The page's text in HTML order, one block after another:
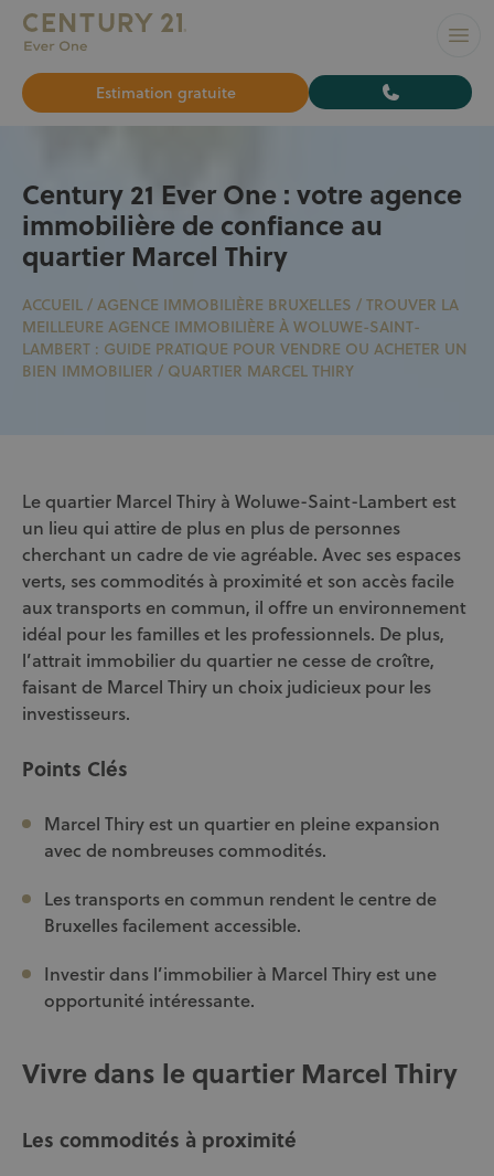
L’AGENCE N°1 À BRUXELLES pour vendre ou louer
Estimation gratuite
Century 21 Ever One : votre agence
immobilière de confiance au
quartier Marcel Thiry
ACCUEIL / AGENCE IMMOBILIÈRE BRUXELLES / TROUVER LA
MEILLEURE AGENCE IMMOBILIÈRE À WOLUWE-SAINT-
LAMBERT : GUIDE PRATIQUE POUR VENDRE OU ACHETER UN
BIEN IMMOBILIER / QUARTIER MARCEL THIRY
Le quartier Marcel Thiry à Woluwe-Saint-Lambert est
un lieu qui attire de plus en plus de personnes
cherchant un cadre de vie agréable. Avec ses espaces
verts, ses commodités à proximité et son accès facile
aux transports en commun, il offre un environnement
idéal pour les familles et les professionnels. De plus,
l’attrait immobilier du quartier ne cesse de croître,
faisant de Marcel Thiry un choix judicieux pour les
investisseurs.
Points Clés
Marcel Thiry est un quartier en pleine expansion
avec de nombreuses commodités.
Les transports en commun rendent le centre de
Bruxelles facilement accessible.
Investir dans l’immobilier à Marcel Thiry est une
opportunité intéressante.
Vivre dans le quartier Marcel Thiry
Les commodités à proximité